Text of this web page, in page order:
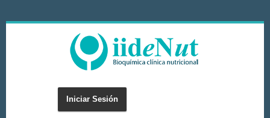
Iniciar Sesión